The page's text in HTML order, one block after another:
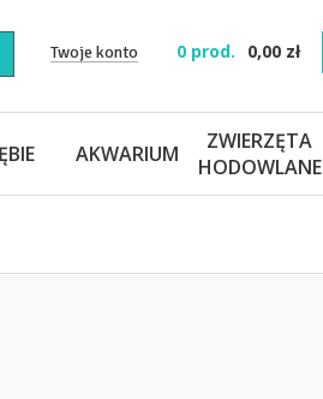
Twoje konto 0 prod. 0,00 zł
AKWARIUM
ZWIERZĘTA
HODOWLANE